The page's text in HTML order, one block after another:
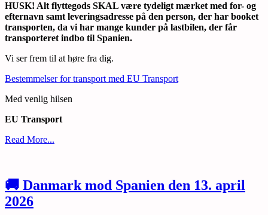
HUSK! Alt flyttegods SKAL være tydeligt mærket med for- og
efternavn samt leveringsadresse på den person, der har booket
transporten, da vi har mange kunder på lastbilen, der får
transporteret indbo til Spanien.
Vi ser frem til at høre fra dig.
Bestemmelser for transport med EU Transport
Med venlig hilsen
EU Transport
Read More...
🚚 Danmark mod Spanien den 13. april
2026